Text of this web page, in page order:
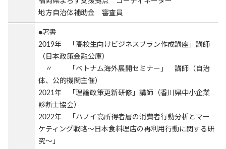
地方自治体補助金 審査員
●著書
2019年 「高校生向けビジネスプラン作成講座」講師
（日本政策金融公庫）
〃 「ベトナム海外展開セミナー」 講師（自治
体、公的機関主催）
2021年 「理論政策更新研修」講師（香川県中小企業
診断士協会）
2022年 「ハノイ高所得者層の消費者行動分析とマー
ケティング戦略～日本食料理店の再利用行動に関する研
究～」